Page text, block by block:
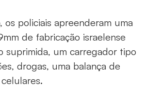
os policiais apreenderam uma
de fabricação israelense
suprimida, um carregador tipo
drogas, uma balança de